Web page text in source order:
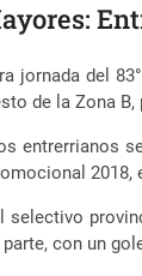
jornada del
de la Zona
entrerrianos
selectivo
con un